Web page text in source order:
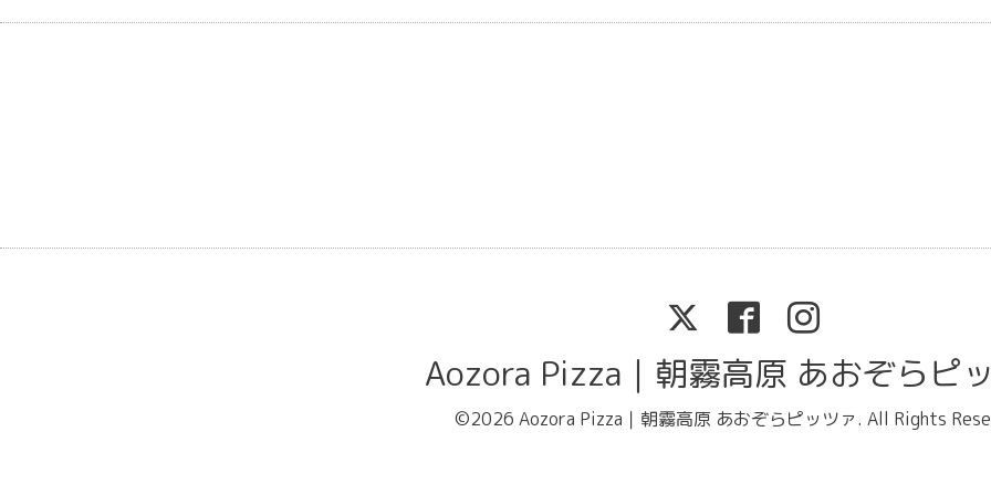
Aozora Pizza｜朝霧高原 あおぞらピ
©2026 Aozora Pizza｜朝霧高原 あおぞらピッツァ. All Rights